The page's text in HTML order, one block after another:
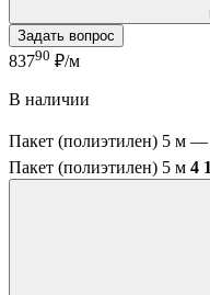
Задать вопрос
83790 ₽/м
В наличии
Пакет (полиэтилен) 5 м —
Пакет (полиэтилен) 5 м 4